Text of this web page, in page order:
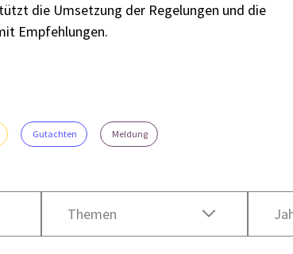
die Umsetzung der Regelungen und die
Empfehlungen.
Gutachten Meldung
Themen